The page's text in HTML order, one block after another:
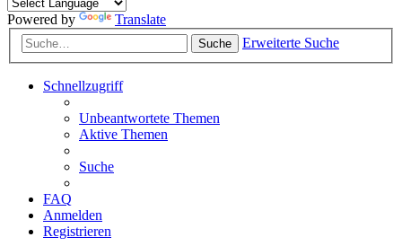
Powered by Translate
Suche Erweiterte Suche
Schnellzugriff
Unbeantwortete Themen
Aktive Themen
Suche
FAQ
Anmelden
Registrieren